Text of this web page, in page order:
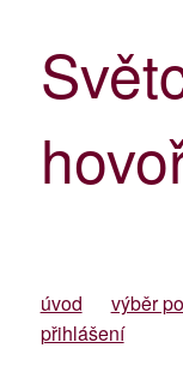
úvod výběr
přihlášení